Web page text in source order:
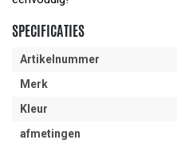
SPECIFICATIES
Artikelnummer
Merk
Kleur
afmetingen